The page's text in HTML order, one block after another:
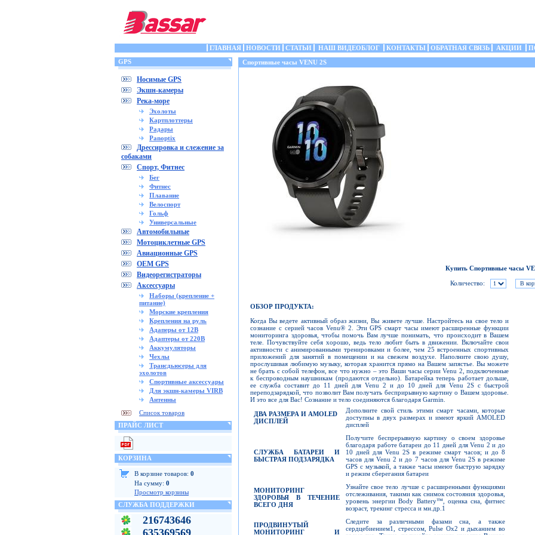
ГЛАВНАЯ НОВОСТИ СТАТЬИ НАШ ВИДЕОБЛОГ КОНТАКТЫ ОБРАТНАЯ СВЯЗЬ АКЦИИ
GPS
Носимые GPS
Экшн-камеры
Река-море
Эхолоты
Картплоттеры
Радары
Panoptix
Дрессировка и слежение за
собаками
Спорт, Фитнес
Бег
Фитнес
Плавание
Велоспорт
Гольф
Универсальные
Автомобильные
Мотоциклетные GPS
Авиационные GPS
OEM GPS
Видеорегистраторы
Аксессуары
Наборы (крепление +
питание)
Морские крепления
Крепления на руль
Адаперы от 12В
Адаптеры от 220В
Аккумуляторы
Чехлы
Трансдьюсеры для
эхолотов
Спортивные аксессуары
Для экшн-камеры VIRB
Антенны
Список товаров
ПРАЙС ЛИСТ
КОРЗИНА
В корзине товаров: 0
На сумму: 0
Просмотр корзины
СЛУЖБА ПОДДЕРЖКИ
216743646
635369569
Спортивные часы VENU 2S
Купить Спортивные часы
Количество:
ОБЗОР ПРОДУКТА:
Когда Вы ведете активный образ жизни, Вы живете лучше. Настройтесь на свое тело и
сознание с серией часов Venu® 2. Эти GPS смарт часы имеют расширенные функции
мониторинга здоровья, чтобы помочь Вам лучше понимать, что происходит в Вашем
теле. Почувствуйте себя хорошо, ведь тело любит быть в движении. Включайте свои
активности с анимированными тренировками и более, чем 25 встроенных спортивных
приложений для занятий в помещении и на свежем воздухе. Наполните свою душу,
прослушивая любимую музыку, которая хранится прямо на Вашем запястье. Вы можете
не брать с собой телефон, все что нужно – это Ваши часы серии Venu 2, подключенные
к беспроводным наушникам (продаются отдельно). Батарейка теперь работает дольше,
ее служба составит до 11 дней для Venu 2 и до 10 дней для Venu 2S с быстрой
переподзарядкой, что позволит Вам получать бесприрывную картину о Вашем здоровье.
И это все для Вас! Сознание и тело соединяются благодаря Garmin.
ДВА РАЗМЕРА И AMOLED
ДИСПЛЕЙ
Дополните свой стиль этими смарт часами, которые
доступны в двух размерах и имеют яркий AMOLED
дисплей
СЛУЖБА БАТАРЕИ И
БЫСТРАЯ ПОДЗАРЯДКА
Получите беспрерывную картину о своем здоровье
благодаря работе батареи до 11 дней для Venu 2 и до
10 дней для Venu 2S в режиме смарт часов; и до 8
часов для Venu 2 и до 7 часов для Venu 2S в режиме
GPS с музыкой, а также часы имеют быструю зарядку
и режим сберегания батареи
МОНИТОРИНГ
ЗДОРОВЬЯ В ТЕЧЕНИЕ
ВСЕГО ДНЯ
Узнайте свое тело лучше с расширенными функциями
отслеживания, такими как снимок состояния здоровья,
уровень энергии Body Battery™, оценка сна, фитнес
возраст, трекинг стресса и мн.др.1
ПРОДВИНУТЫЙ
МОНИТОРИНГ И
Следите за различными фазами сна, а также
сердцебиением1, стрессом, Pulse Ox2 и дыханием во